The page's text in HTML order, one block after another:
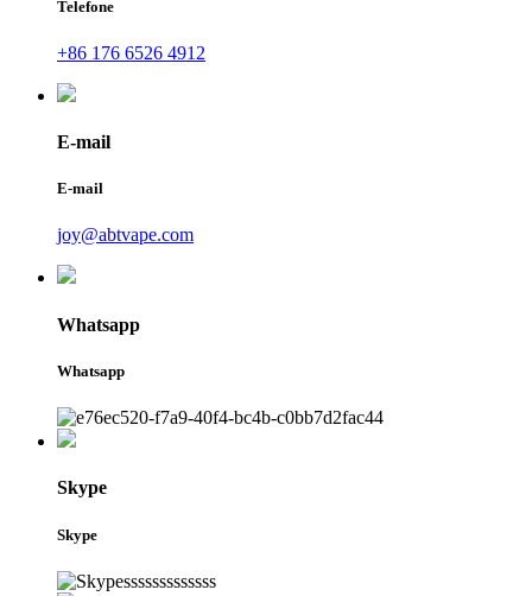
Telefone
+86 176 6526 4912
E-mail
E-mail
joy@abtvape.com
Whatsapp
Whatsapp
Skype
Skype